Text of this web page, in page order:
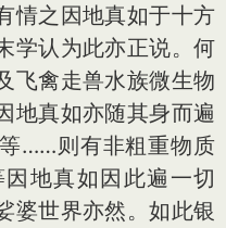
情之因地真如于十方
学认为此亦正说。何
飞禽走兽水族微生物
地真如亦随其身而遍
……则有非粗重物质
地真如因此遍一切
婆世界亦然。如此银